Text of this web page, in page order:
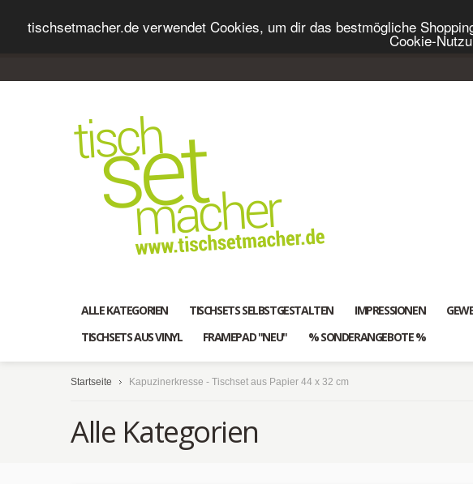
tischsetmacher.de verwendet Cookies, um dir das bestmögliche
Cookie-
ALLE KATEGORIEN TISCHSETS SELBSTGESTALTEN IMPRESSIONEN
TISCHSETS AUS VINYL
FRAMEPAD "NEU" % SONDERANGEBOTE %
Startseite Kapuzinerkresse - Tischset aus Papier 44 x 32 cm
Alle Kategorien